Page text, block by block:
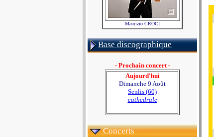
Maurizio CROCI
Base discographique
- Prochain concert -
Aujourd'hui
Dimanche 9 Août
Senlis (60)
cathedrale
Concerts